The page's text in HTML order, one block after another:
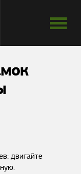
двигайте